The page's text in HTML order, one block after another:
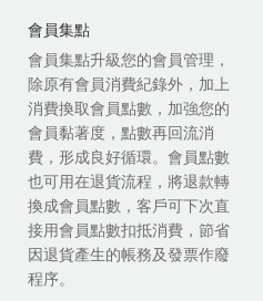
會員集點
會員集點升級您的會員管理，
除原有會員消費紀錄外，加上
消費換取會員點數，加強您的
會員黏著度，點數再回流消
費，形成良好循環。會員點數
也可用在退貨流程，將退款轉
換成會員點數，客戶可下次直
接用會員點數扣抵消費，節省
因退貨產生的帳務及發票作廢
程序。